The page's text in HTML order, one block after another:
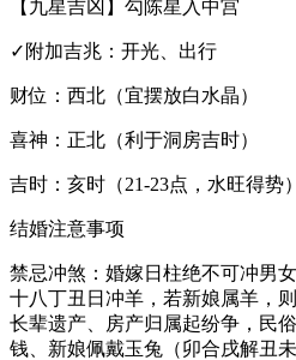
【九星吉凶】勾陈星入中宫
✓附加吉兆：开光、出行
财位：西北（宜摆放白水晶）
喜神：正北（利于洞房吉时）
吉时：亥时（21-23点，水旺得势）
结婚注意事项
禁忌冲煞：婚嫁日柱绝不可冲男
十八丁丑日冲羊，若新娘属羊，
长辈遗产、房产归属起纷争，民
钱、新娘佩戴玉兔（卯合戌解丑